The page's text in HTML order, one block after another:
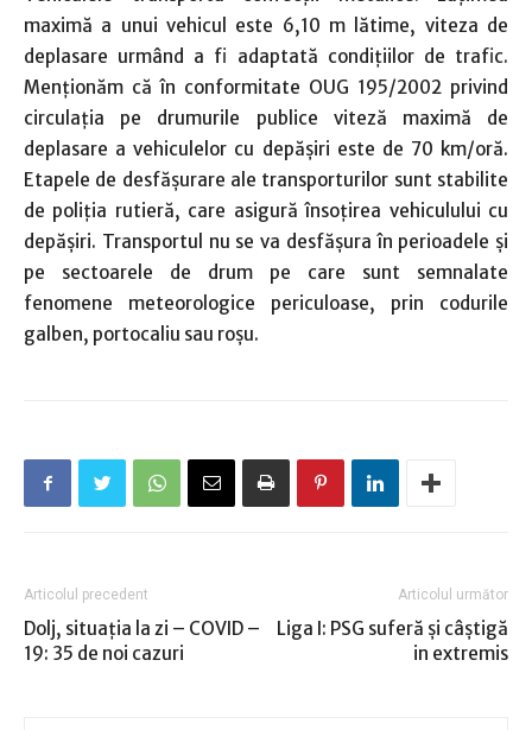
maximă a unui vehicul este 6,10 m lătime, viteza de
deplasare urmând a fi adaptată condițiilor de trafic.
Menționăm că în conformitate OUG 195/2002 privind
circulația pe drumurile publice viteză maximă de
deplasare a vehiculelor cu depășiri este de 70 km/oră.
Etapele de desfășurare ale transporturilor sunt stabilite
de poliția rutieră, care asigură însoțirea vehiculului cu
depășiri. Transportul nu se va desfășura în perioadele și
pe sectoarele de drum pe care sunt semnalate
fenomene meteorologice periculoase, prin codurile
galben, portocaliu sau roșu.
Articolul precedent
Dolj, situaţia la zi – COVID –
19: 35 de noi cazuri
Articolul următor
Liga I: PSG suferă şi câştigă
in extremis